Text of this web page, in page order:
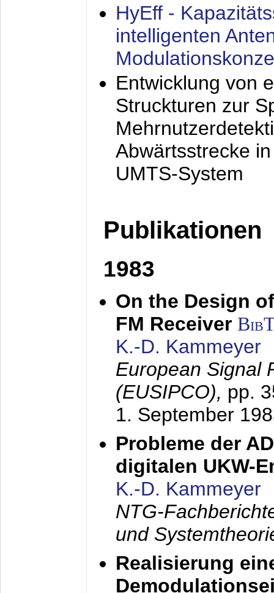
HyEff -
intelligenten
Entwicklung von
Struckturen zur
Abwärtsstrecke
UMTS-System
Publikationen
1983
On the Design
FM Receiver
K.-D. Kammeyer
European Signal
(EUSIPCO), pp.
1. September
Probleme der
digitalen UKW-
K.-D. Kammeyer
NTG-
und
Realisierung